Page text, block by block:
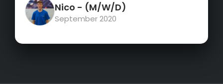
Nico - (M/W/D)
September 2020